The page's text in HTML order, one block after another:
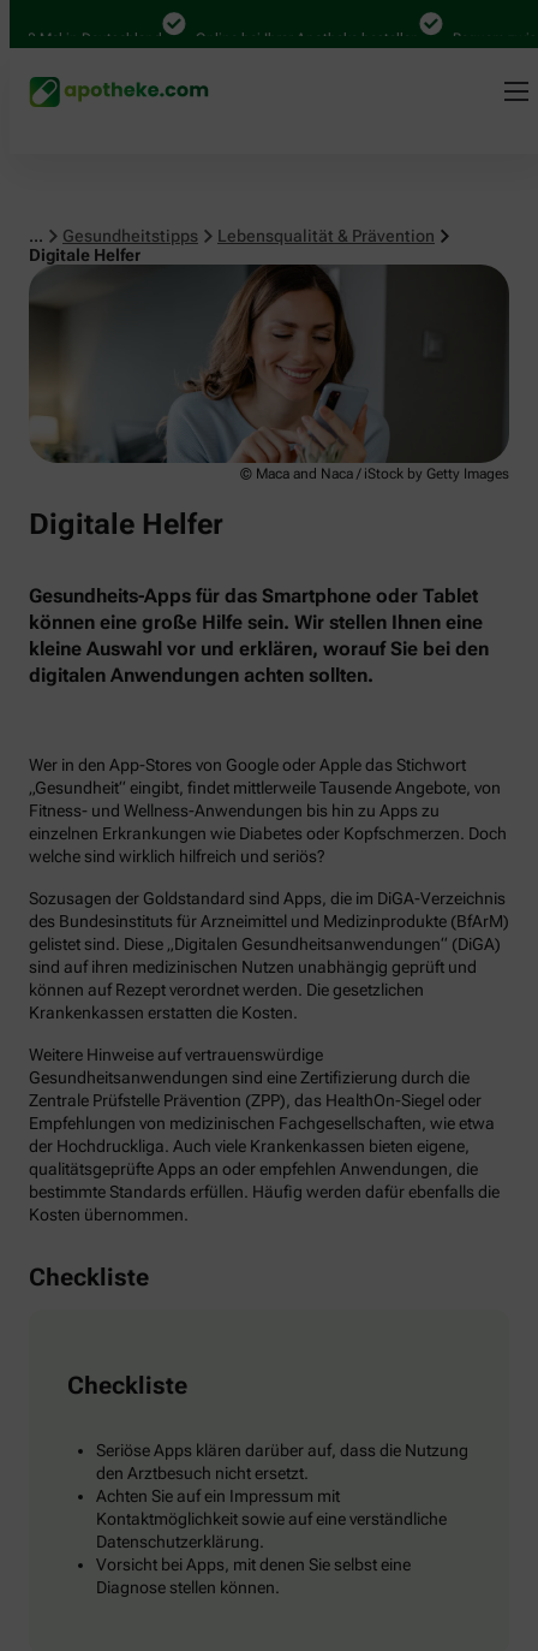
Mal in Deutschland Online bei Ihrer Apotheke bestellen Bequem
... Gesundheitstipps
Lebensqualität & Prävention
Digitale Helfer
Lebensqualität & Prävention
© Maca and Naca / iStock by Getty Images
Digitale Helfer
Gesundheits-Apps für das Smartphone oder Tablet
können eine große Hilfe sein. Wir stellen Ihnen eine
kleine Auswahl vor und erklären, worauf Sie bei den
digitalen Anwendungen achten sollten.
Wer in den App-Stores von Google oder Apple das Stichwort
„Gesundheit“ eingibt, findet mittlerweile Tausende Angebote, von
Fitness- und Wellness-Anwendungen bis hin zu Apps zu
einzelnen Erkrankungen wie Diabetes oder Kopfschmerzen. Doch
welche sind wirklich hilfreich und seriös?
Sozusagen der Goldstandard sind Apps, die im DiGA-Verzeichnis
des Bundesinstituts für Arzneimittel und Medizinprodukte (BfArM)
gelistet sind. Diese „Digitalen Gesundheitsanwendungen“ (DiGA)
sind auf ihren medizinischen Nutzen unabhängig geprüft und
können auf Rezept verordnet werden. Die gesetzlichen
Krankenkassen erstatten die Kosten.
Weitere Hinweise auf vertrauenswürdige
Gesundheitsanwendungen sind eine Zertifizierung durch die
Zentrale Prüfstelle Prävention (ZPP), das HealthOn-Siegel oder
Empfehlungen von medizinischen Fachgesellschaften, wie etwa
der Hochdruckliga. Auch viele Krankenkassen bieten eigene,
qualitätsgeprüfte Apps an oder empfehlen Anwendungen, die
bestimmte Standards erfüllen. Häufig werden dafür ebenfalls die
Kosten übernommen.
Checkliste
Checkliste
Seriöse Apps klären darüber auf, dass die Nutzung
den Arztbesuch nicht ersetzt.
Achten Sie auf ein Impressum mit
Kontaktmöglichkeit sowie auf eine verständliche
Datenschutzerklärung.
Vorsicht bei Apps, mit denen Sie selbst eine
Diagnose stellen können.